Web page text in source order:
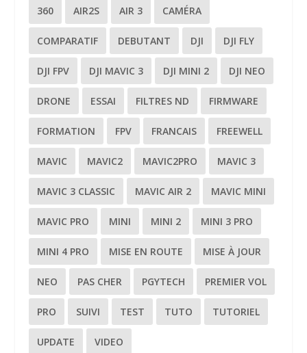
360 AIR2S AIR 3 CAMÉRA
COMPARATIF DEBUTANT DJI DJI FLY
DJI FPV DJI MAVIC 3 DJI MINI 2 DJI NEO
DRONE ESSAI FILTRES ND FIRMWARE
FORMATION FPV FRANCAIS FREEWELL
MAVIC MAVIC2 MAVIC2PRO MAVIC 3
MAVIC 3 CLASSIC MAVIC AIR 2 MAVIC MINI
MAVIC PRO MINI MINI 2 MINI 3 PRO
MINI 4 PRO MISE EN ROUTE MISE À JOUR
NEO PAS CHER PGYTECH PREMIER VOL
PRO SUIVI TEST TUTO TUTORIEL
UPDATE VIDEO